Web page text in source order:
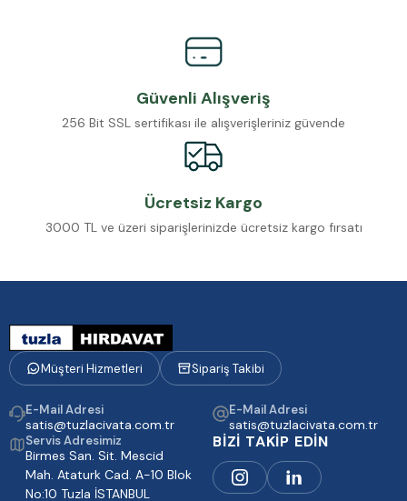
Güvenli Alışveriş
256 Bit SSL sertifikası ile alışverişleriniz güvende
Ücretsiz Kargo
3000 TL ve üzeri siparişlerinizde ücretsiz kargo fırsatı
Müşteri Hizmetleri Sipariş Takibi
E-Mail Adresi
satis@tuzlacivata.com.tr
E-Mail Adresi
satis@tuzlacivata.com.tr
Servis Adresimiz
Birmes San. Sit. Mescid
Mah. Ataturk Cad. A-10 Blok
No:10 Tuzla İSTANBUL
BİZİ TAKİP EDİN